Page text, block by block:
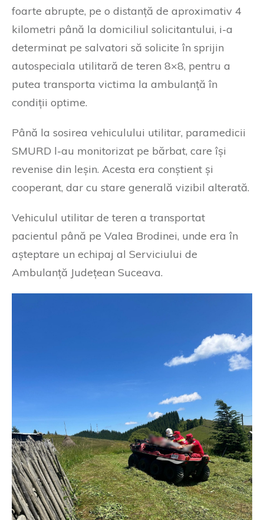
foarte abrupte, pe o distanță de aproximativ 4
kilometri până la domiciliul solicitantului, i-a
determinat pe salvatori să solicite în sprijin
autospeciala utilitară de teren 8×8, pentru a
putea transporta victima la ambulanță în
condiții optime.
Până la sosirea vehiculului utilitar, paramedicii
SMURD l-au monitorizat pe bărbat, care își
revenise din leșin. Acesta era conștient și
cooperant, dar cu stare generală vizibil alterată.
Vehiculul utilitar de teren a transportat
pacientul până pe Valea Brodinei, unde era în
așteptare un echipaj al Serviciului de
Ambulanță Județean Suceava.